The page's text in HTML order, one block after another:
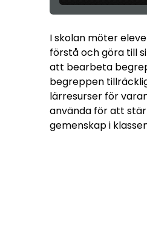
I skolan möter
förstå och göra till
att bearbeta
begreppen
lärresurser för
använda för att
gemenskap i